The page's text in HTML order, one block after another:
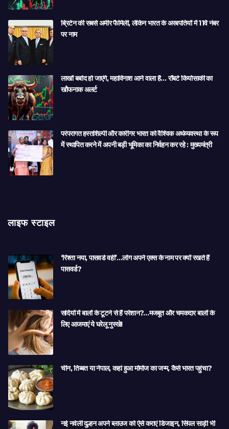
ब्रिटेन की सबसे अमीर फैमिली, लेकिन भारत के अरबपतियों में 11वें नंबर
पर नाम
लाखों बर्बाद हो जाएंगे, महाविनाश आने वाला है… रॉबर्ट कियोसाकी का
खौफनाक अलर्ट
परंपरागत हस्तशिल्पी और कारीगर भारत को वैश्विक अर्थव्यवस्था के रूप
में स्थापित करने में अपनी बड़ी भूमिका का निर्वहन कर रहे : मुख्यमंत्री
लाइफ स्टाइल
‘रिश्ता नया, पासवर्ड वही’…लोग अपने एक्स के नाम पर क्यों रखते हैं
पासवर्ड?
सर्दियों में बालों के टूटने से हैं परेशान?…मजबूत और चमकदार बालों के
लिए आजमाएं ये घरेलू नुस्खे!
चीन, तिब्बत या नेपाल, कहां हुआ मोमोज का जन्म, कैसे भारत पहुंचा?
नई नवेली दुल्हन अपने ब्लाउज को ऐसे कराएं डिजाइन, सिंपल साड़ी भी